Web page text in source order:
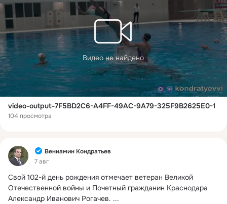
Видео не найдено
video-output-7F5BD2C6-A4FF-49AC-9A79-325F9B2625E0-1
104 просмотра
Фид
Вениамин Кондратьев
7 авг
Свой 102-й день рождения отмечает ветеран Великой
Отечественной войны и Почетный гражданин Краснодара
Александр Иванович Рогачев. ...